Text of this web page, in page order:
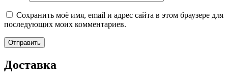
Сохранить моё имя, email и адрес сайта в этом браузере для
последующих моих комментариев.
Доставка